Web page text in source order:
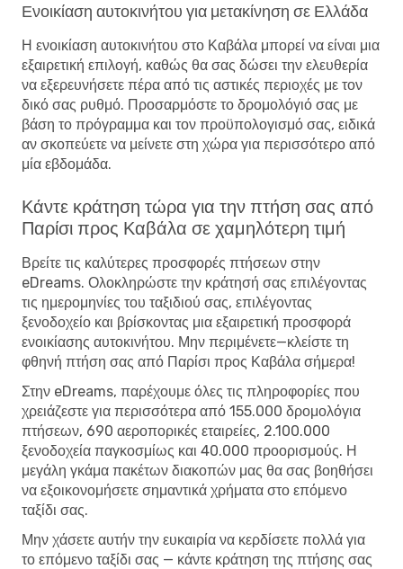
Ενοικίαση αυτοκινήτου για μετακίνηση σε Ελλάδα
Η ενοικίαση αυτοκινήτου στο Καβάλα μπορεί να είναι μια
εξαιρετική επιλογή, καθώς θα σας δώσει την ελευθερία
να εξερευνήσετε πέρα ​​από τις αστικές περιοχές με τον
δικό σας ρυθμό. Προσαρμόστε το δρομολόγιό σας με
βάση το πρόγραμμα και τον προϋπολογισμό σας, ειδικά
αν σκοπεύετε να μείνετε στη χώρα για περισσότερο από
μία εβδομάδα.
Κάντε κράτηση τώρα για την πτήση σας από
Παρίσι προς Καβάλα σε χαμηλότερη τιμή
Βρείτε τις καλύτερες προσφορές πτήσεων στην
eDreams. Ολοκληρώστε την κράτησή σας επιλέγοντας
τις ημερομηνίες του ταξιδιού σας, επιλέγοντας
ξενοδοχείο και βρίσκοντας μια εξαιρετική προσφορά
ενοικίασης αυτοκινήτου. Μην περιμένετε—κλείστε τη
φθηνή πτήση σας από Παρίσι προς Καβάλα σήμερα!
Στην eDreams, παρέχουμε όλες τις πληροφορίες που
χρειάζεστε για περισσότερα από 155.000 δρομολόγια
πτήσεων, 690 αεροπορικές εταιρείες, 2.100.000
ξενοδοχεία παγκοσμίως και 40.000 προορισμούς. Η
μεγάλη γκάμα πακέτων διακοπών μας θα σας βοηθήσει
να εξοικονομήσετε σημαντικά χρήματα στο επόμενο
ταξίδι σας.
Μην χάσετε αυτήν την ευκαιρία να κερδίσετε πολλά για
το επόμενο ταξίδι σας — κάντε κράτηση της πτήσης σας